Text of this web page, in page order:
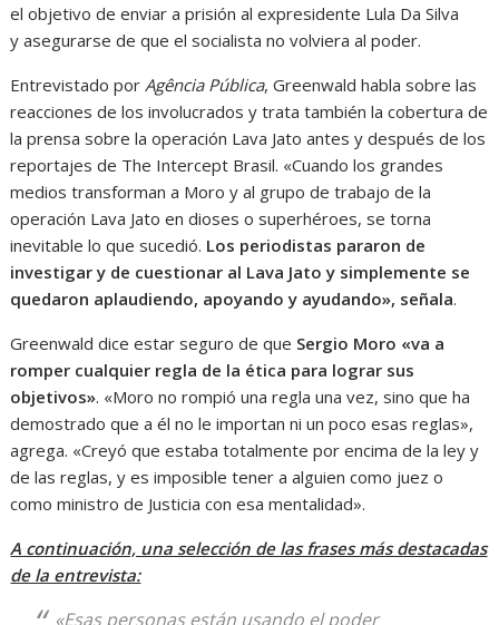
el objetivo de enviar a prisión al expresidente Lula Da Silva
y asegurarse de que el socialista no volviera al poder.
Entrevistado por Agência Pública, Greenwald habla sobre las
reacciones de los involucrados y trata también la cobertura de
la prensa sobre la operación Lava Jato antes y después de los
reportajes de The Intercept Brasil. «Cuando los grandes
medios transforman a Moro y al grupo de trabajo de la
operación Lava Jato en dioses o superhéroes, se torna
inevitable lo que sucedió. Los periodistas pararon de
investigar y de cuestionar al Lava Jato y simplemente se
quedaron aplaudiendo, apoyando y ayudando», señala.
Greenwald dice estar seguro de que Sergio Moro «va a
romper cualquier regla de la ética para lograr sus
objetivos». «Moro no rompió una regla una vez, sino que ha
demostrado que a él no le importan ni un poco esas reglas»,
agrega. «Creyó que estaba totalmente por encima de la ley y
de las reglas, y es imposible tener a alguien como juez o
como ministro de Justicia con esa mentalidad».
A continuación, una selección de las frases más destacadas
de la entrevista:
«Esas personas están usando el poder